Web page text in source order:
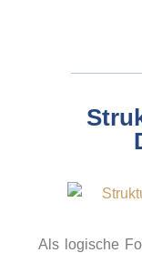
Als logische